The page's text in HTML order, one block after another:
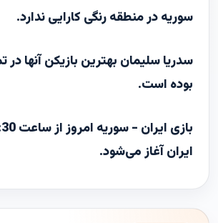
سوریه در منطقه رنگی کارایی ندارد.
سدریا سلیمان بهترین بازیکن آنها در
بوده است.
ایران آغاز می‌شود.